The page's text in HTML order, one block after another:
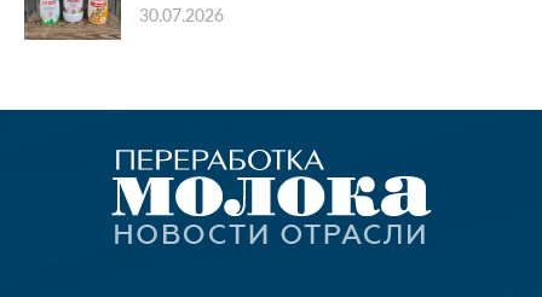
30.07.2026